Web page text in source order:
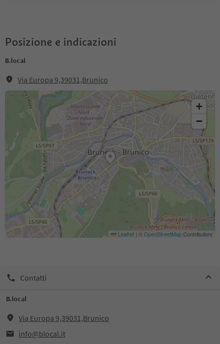
Posizione e indicazioni
B.local
Via Europa 9,39031,Brunico
+
−
Leaflet | ©OpenStreetMapContributors
Contatti
B.local
Via Europa 9,39031,Brunico
info@blocal.it